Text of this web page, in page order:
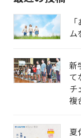
ム
新
て
チ
複
夏